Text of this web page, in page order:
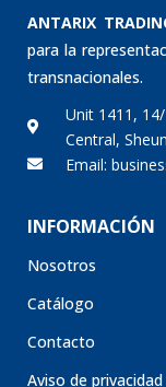
para la
transnacionales.
Unit 1411,
Central,
Email:
INFORMACIÓN